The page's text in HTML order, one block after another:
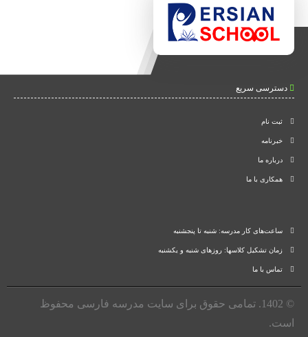
دسترسی سریع
ثبت نام
خبرنامه
درباره ما
همکاری با ما
ساعت‌های کار مدرسه: شنبه تا پنجشنبه
زمان تشکیل کلاسها: روزهای شنبه و یکشنبه
تماس با ما
© 1402. تمامی حقوق برای سایت مدرسه فارسی محفوظ
است.